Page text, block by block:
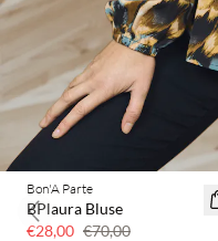
60 % Rabatt
Bon'A Parte
BPlaura Bluse
€28,00 €70,00
Previous slide